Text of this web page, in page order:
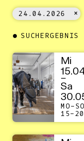
24.04.2026
SUCHERGEBNIS
Mi
–
Sa
15–20